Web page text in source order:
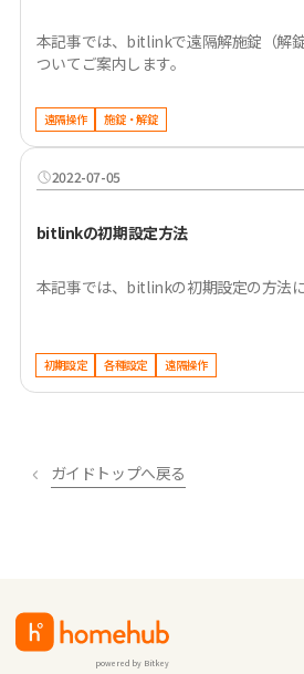
本記事では、bitlinkで遠隔解施錠（解
ついてご案内します。
遠隔操作 施錠・解錠
2022-07-05
bitlinkの初期設定方法
本記事では、bitlinkの初期設定の方法
初期設定 各種設定 遠隔操作
ガイドトップへ戻る
powered by Bitkey